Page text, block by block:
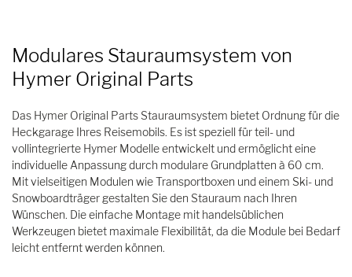
Modulares Stauraumsystem von
Hymer Original Parts
Das Hymer Original Parts Stauraumsystem bietet Ordnung für die
Heckgarage Ihres Reisemobils. Es ist speziell für teil- und
vollintegrierte Hymer Modelle entwickelt und ermöglicht eine
individuelle Anpassung durch modulare Grundplatten à 60 cm.
Mit vielseitigen Modulen wie Transportboxen und einem Ski- und
Snowboardträger gestalten Sie den Stauraum nach Ihren
Wünschen. Die einfache Montage mit handelsüblichen
Werkzeugen bietet maximale Flexibilität, da die Module bei Bedarf
leicht entfernt werden können.